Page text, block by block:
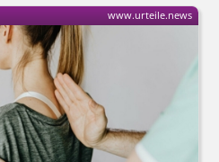
www.urteile.news